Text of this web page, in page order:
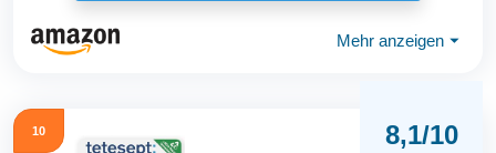
Mehr anzeigen ⏷
10 8,1/10